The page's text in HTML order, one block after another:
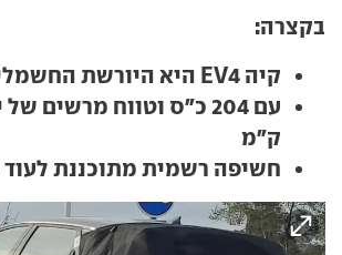
בקצרה:
קיה EV4 היא היורשת החשמלית לסיד
ק"מ
חשיפה רשמית מתוכננת לעוד